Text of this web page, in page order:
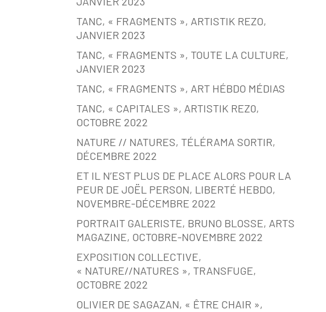
TANC, « FRAGMENTS », ARTISTIK REZO,
JANVIER 2023
TANC, « FRAGMENTS », TOUTE LA CULTURE,
JANVIER 2023
TANC, « FRAGMENTS », ART HÉBDO MÉDIAS
TANC, « CAPITALES », ARTISTIK REZ0,
OCTOBRE 2022
NATURE // NATURES, TÉLÉRAMA SORTIR,
DÉCEMBRE 2022
ET IL N’EST PLUS DE PLACE ALORS POUR LA
PEUR DE JOËL PERSON, LIBERTÉ HEBDO,
NOVEMBRE-DÉCEMBRE 2022
PORTRAIT GALERISTE, BRUNO BLOSSE, ARTS
MAGAZINE, OCTOBRE-NOVEMBRE 2022
EXPOSITION COLLECTIVE,
« NATURE//NATURES », TRANSFUGE,
OCTOBRE 2022
OLIVIER DE SAGAZAN, « ÊTRE CHAIR »,